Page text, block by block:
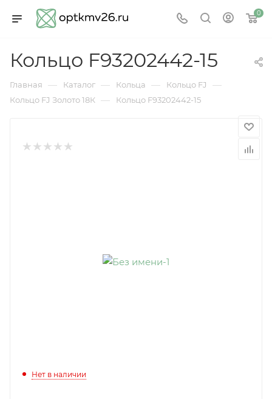
0
Кольцо F93202442-15
Главная — Каталог — Кольца — Кольцо FJ —
Кольцо FJ Золото 18К — Кольцо F93202442-15
Нет в наличии